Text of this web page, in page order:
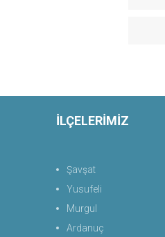
İLÇELERİMİZ
Şavşat
Yusufeli
Murgul
Ardanuç